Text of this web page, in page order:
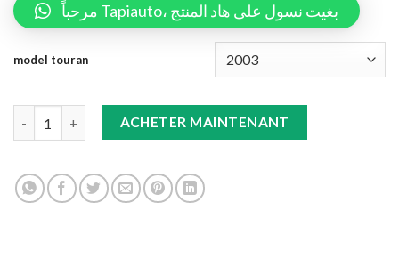
مرحباً Tapiauto، بغيت نسول على هاد المنتج
model touran
Double Tapis 9D (Noir/Beige) +Tapis Gris Touran quantity
ACHETER MAINTENANT